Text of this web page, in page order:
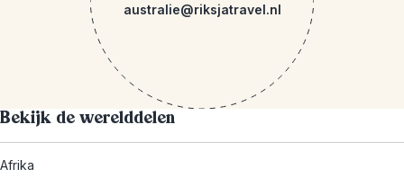
australie@riksjatravel.nl
Bekijk de werelddelen
Afrika